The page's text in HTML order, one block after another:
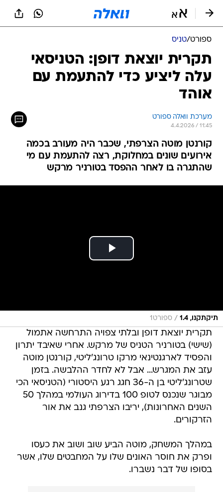
ספורט/טניס
תקרית יוצאת דופן: הטניסאי
עלה ליציע כדי להתעמת עם
אוהד
מערכת וואלה ספורט
4.4.2026 / 11:45
קורנטן מוטה הצרפתי, שכבר היה מעורב בכמה
אירועים שונים במחלוקת, רצה להתעמת עם מי
שהתגרה בו לאחר ההפסד בטורניר מרקש
תיקתקנו, 1.4 / ספורט1
תקרית יוצאת דופן ובלתי צפויה התרחשה אתמול
(שישי) בטורניר הטניס של מרקש. אחרי שאיבד יתרון
והפסיד לארגנטינאי מרקו טרונג'ליטי, קורנטן מוטה
עזב את המגרש... אבל לא לחדר ההלבשה. בזמן
שטרונג'ליטי בן ה-36 חגג רגע היסטורי (הטניסאי הכי
מבוגר שנכנס לטופ 100 בדירוג העולמי במהלך 50
השנים האחרונות), יריבו הצרפתי גנב את אור
הזרקורים.
במהלך המשחק, מוטה הביע שוב ושוב את כעסו
ופרק את חוסר האונים שלו על המחבטים שלו, אשר
בסופו של דבר נשברו.